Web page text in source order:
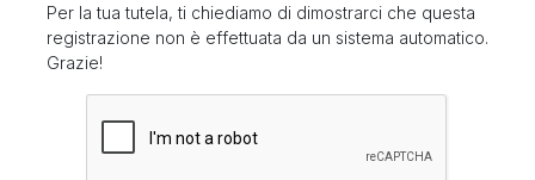
Per la tua tutela, ti chiediamo di dimostrarci che questa
registrazione non è effettuata da un sistema automatico.
Grazie!